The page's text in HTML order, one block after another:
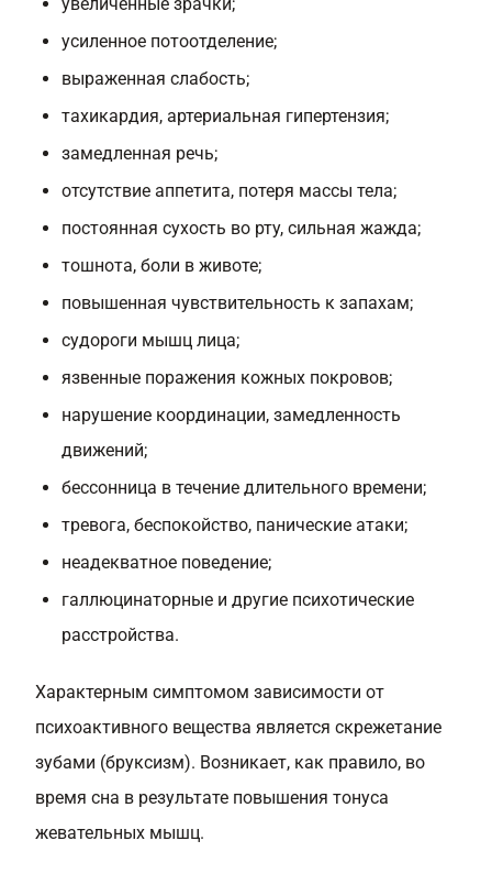
усиленное потоотделение;
выраженная слабость;
тахикардия, артериальная гипертензия;
замедленная речь;
отсутствие аппетита, потеря массы тела;
постоянная сухость во рту, сильная жажда;
тошнота, боли в животе;
повышенная чувствительность к запахам;
судороги мышц лица;
язвенные поражения кожных покровов;
нарушение координации, замедленность
движений;
бессонница в течение длительного времени;
тревога, беспокойство, панические атаки;
неадекватное поведение;
галлюцинаторные и другие психотические
расстройства.
Характерным симптомом зависимости от
психоактивного вещества является скрежетание
зубами (бруксизм). Возникает, как правило, во
время сна в результате повышения тонуса
жевательных мышц.